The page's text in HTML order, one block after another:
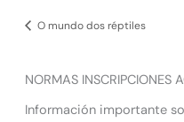
O mundo dos réptiles
NORMAS INSCRIPCIONES
Información importante